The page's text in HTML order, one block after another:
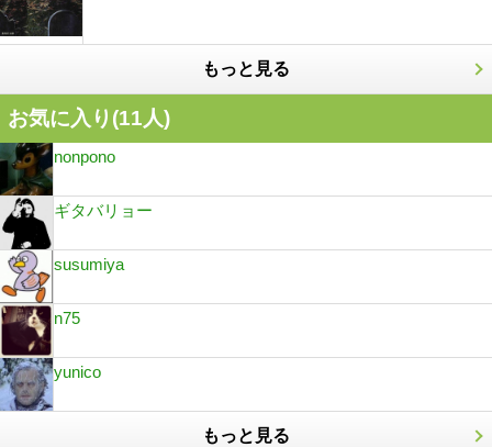
もっと見る
お気に入り(11人)
nonpono
ギタバリョー
susumiya
n75
yunico
もっと見る